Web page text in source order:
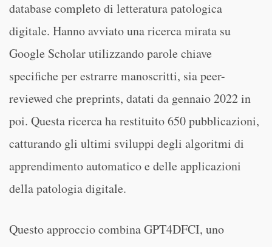
database completo di letteratura patologica
digitale. Hanno avviato una ricerca mirata su
Google Scholar utilizzando parole chiave
specifiche per estrarre manoscritti, sia peer-
reviewed che preprints, datati da gennaio 2022 in
poi. Questa ricerca ha restituito 650 pubblicazioni,
catturando gli ultimi sviluppi degli algoritmi di
apprendimento automatico e delle applicazioni
della patologia digitale.
Questo approccio combina GPT4DFCI, uno